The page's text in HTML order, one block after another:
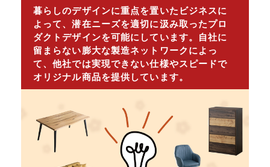
暮らしのデザインに重点を置いたビジネスに
よって、潜在ニーズを適切に汲み取ったプロ
ダクトデザインを可能にしています。自社に
留まらない膨大な製造ネットワークによっ
て、他社では実現できない仕様やスピードで
オリジナル商品を提供しています。